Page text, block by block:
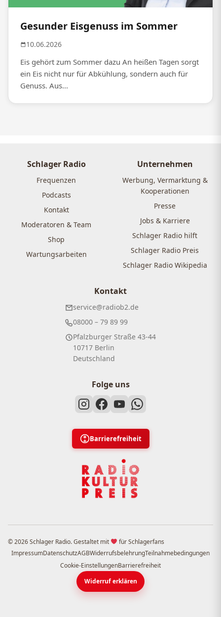
Gesunder Eisgenuss im Sommer
10.06.2026
Eis gehört zum Sommer dazu An heißen Tagen sorgt
ein Eis nicht nur für Abkühlung, sondern auch für
Genuss. Aus...
Schlager Radio
Frequenzen
Podcasts
Kontakt
Moderatoren & Team
Shop
Wartungsarbeiten
Unternehmen
Werbung, Vermarktung &
Kooperationen
Presse
Jobs & Karriere
Schlager Radio hilft
Schlager Radio Preis
Schlager Radio Wikipedia
Kontakt
service@radiob2.de
08000 – 79 89 99
Pfalzburger Straße 43-44
10717 Berlin
Deutschland
Folge uns
Barrierefreiheit
© 2026 Schlager Radio. Gestaltet mit
für Schlagerfans
ImpressumDatenschutzAGBWiderrufsbelehrungTeilnahmebedingungen
Cookie-EinstellungenBarrierefreiheit
Widerruf erklären